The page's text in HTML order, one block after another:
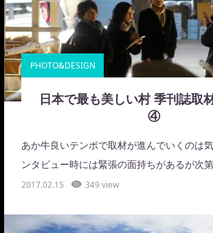
PHOTO&DESIGN
日本で最も美しい村 季刊誌取
④
あか牛良いテンポで取材が進んでいくのは
ンタビュー時には緊張の面持ちがあるが次
2017.02.15 349 view